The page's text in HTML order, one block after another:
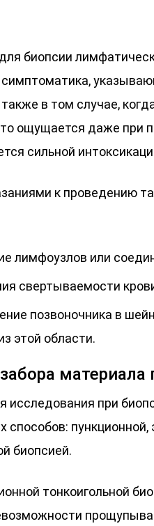
биопсии
в том случае,
ощущается даже при
сильной
к проведению
лимфоузлов или
свертываемости
позвоночника в
этой области.
материала
исследования при
способов:
биопсией.
тонкоигольной